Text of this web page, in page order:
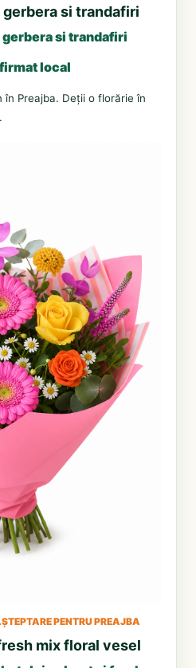
si trandafiri
si trandafiri
local
Preajba. Deții o florărie în
PENTRU PREAJBA
mix floral vesel